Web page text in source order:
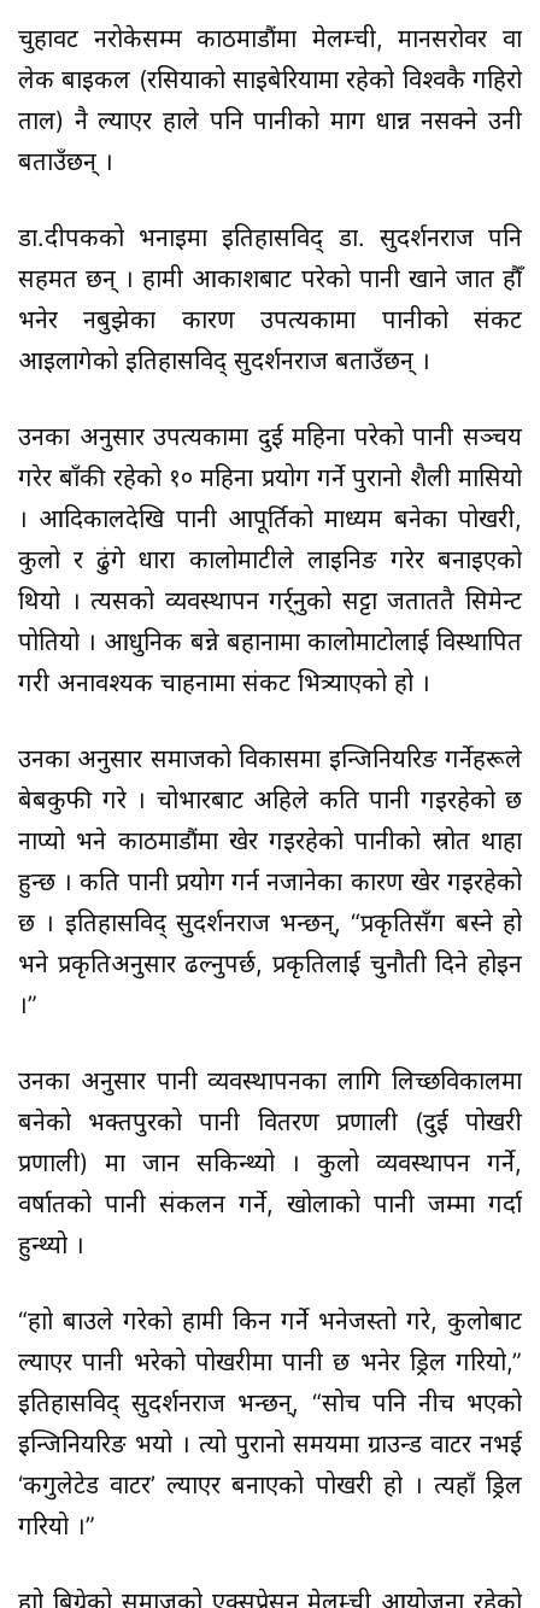
चुहावट नरोकेसम्म काठमाडौंमा मेलम्ची, मानसरोवर वा
लेक बाइकल (रसियाको साइबेरियामा रहेको विश्वकै गहिरो
ताल) नै ल्याएर हाले पनि पानीको माग धान्न नसक्ने उनी
बताउँछन् ।
डा.दीपकको भनाइमा इतिहासविद् डा. सुदर्शनराज पनि
सहमत छन् । हामी आकाशबाट परेको पानी खाने जात हौँ
भनेर नबुझेका कारण उपत्यकामा पानीको संकट
आइलागेको इतिहासविद् सुदर्शनराज बताउँछन् ।
उनका अनुसार उपत्यकामा दुई महिना परेको पानी सञ्चय
गरेर बाँकी रहेको १० महिना प्रयोग गर्ने पुरानो शैली मासियो
। आदिकालदेखि पानी आपूर्तिको माध्यम बनेका पोखरी,
कुलो र ढुंगे धारा कालोमाटीले लाइनिङ गरेर बनाइएको
थियो । त्यसको व्यवस्थापन गर्र्नुको सट्टा जताततै सिमेन्ट
पोतियो । आधुनिक बन्ने बहानामा कालोमाटोलाई विस्थापित
गरी अनावश्यक चाहनामा संकट भित्र्याएको हो ।
उनका अनुसार समाजको विकासमा इन्जिनियरिङ गर्नेहरूले
बेबकुफी गरे । चोभारबाट अहिले कति पानी गइरहेको छ
नाप्यो भने काठमाडौंमा खेर गइरहेको पानीको स्रोत थाहा
हुन्छ । कति पानी प्रयोग गर्न नजानेका कारण खेर गइरहेको
छ । इतिहासविद् सुदर्शनराज भन्छन्, “प्रकृतिसँग बस्ने हो
भने प्रकृतिअनुसार ढल्नुपर्छ, प्रकृतिलाई चुनौती दिने होइन
।”
उनका अनुसार पानी व्यवस्थापनका लागि लिच्छविकालमा
बनेको भक्तपुरको पानी वितरण प्रणाली (दुई पोखरी
प्रणाली) मा जान सकिन्थ्यो । कुलो व्यवस्थापन गर्ने,
वर्षातको पानी संकलन गर्ने, खोलाको पानी जम्मा गर्दा
हुन्थ्यो ।
“हाम्रो बाउले गरेको हामी किन गर्ने भनेजस्तो गरे, कुलोबाट
ल्याएर पानी भरेको पोखरीमा पानी छ भनेर ड्रिल गरियो,”
इतिहासविद् सुदर्शनराज भन्छन्, “सोच पनि नीच भएको
इन्जिनियरिङ भयो । त्यो पुरानो समयमा ग्राउन्ड वाटर नभई
‘कगुलेटेड वाटर’ ल्याएर बनाएको पोखरी हो । त्यहाँ ड्रिल
गरियो ।”
हाम्रो बिग्रेको समाजको एक्सप्रेसन मेलम्ची आयोजना रहेको